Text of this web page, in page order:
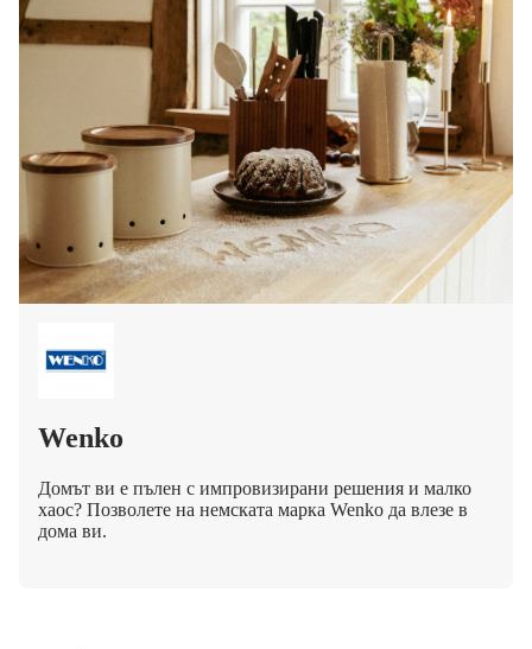
Wenko
Домът ви е пълен с импровизирани решения и малко
хаос? Позволете на немската марка Wenko да влезе в
дома ви.